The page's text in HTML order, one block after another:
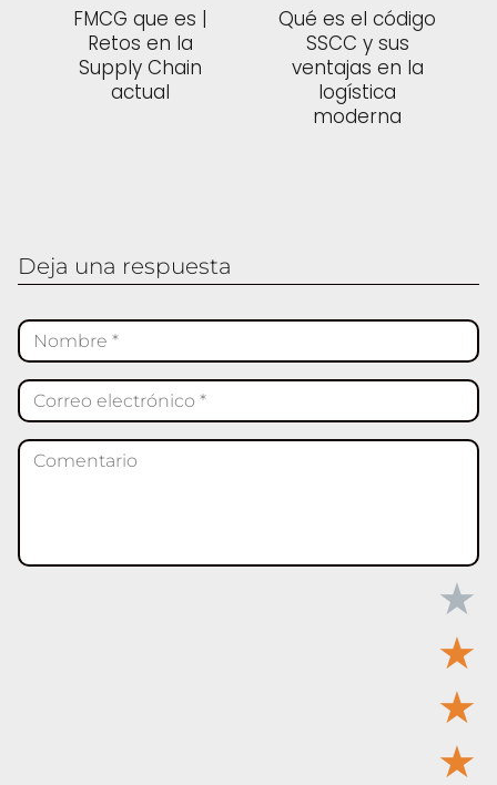
FMCG que es |
Retos en la
Supply Chain
actual
Qué es el código
SSCC y sus
ventajas en la
logística
moderna
Deja una respuesta
★
★
★
★